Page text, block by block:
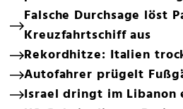
Falsche Durchsage löst
Kreuzfahrtschiff aus
Rekordhitze: Italien
Autofahrer prügelt
Israel dringt im Libanon